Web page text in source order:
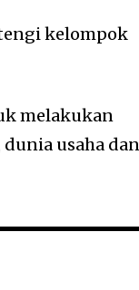
kelompok
melakukan
dunia usaha